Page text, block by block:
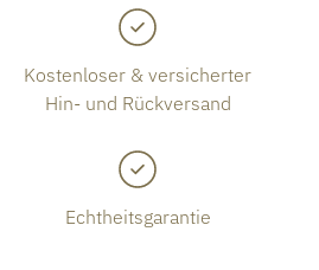
Kostenloser & versicherter
Hin- und Rückversand
Echtheitsgarantie